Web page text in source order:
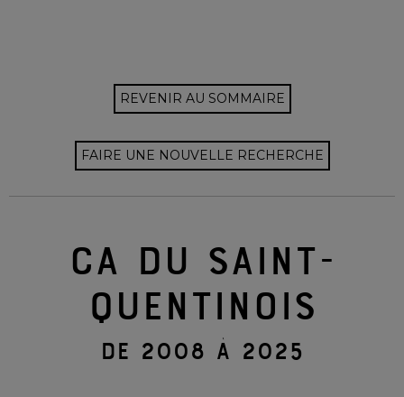
REVENIR AU SOMMAIRE
FAIRE UNE NOUVELLE RECHERCHE
CA DU SAINT-
QUENTINOIS
DE 2008 À 2025